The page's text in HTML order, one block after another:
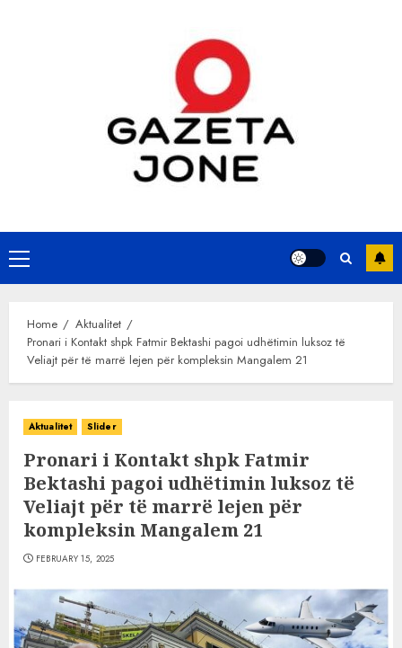
Primary
Menu
Home
Aktualitet
Pronari i Kontakt shpk Fatmir Bektashi pagoi udhëtimin luksoz të
Veliajt për të marrë lejen për kompleksin Mangalem 21
Aktualitet Slider
Pronari i Kontakt shpk Fatmir
Bektashi pagoi udhëtimin luksoz të
Veliajt për të marrë lejen për
kompleksin Mangalem 21
FEBRUARY 15, 2025